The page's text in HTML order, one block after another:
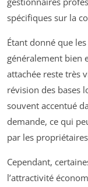
spécifiques sur la
Étant donné que les
généralement bien
attachée reste très
révision des bases
souvent accentué
demande, ce qui
par les
Cependant,
l’attractivité